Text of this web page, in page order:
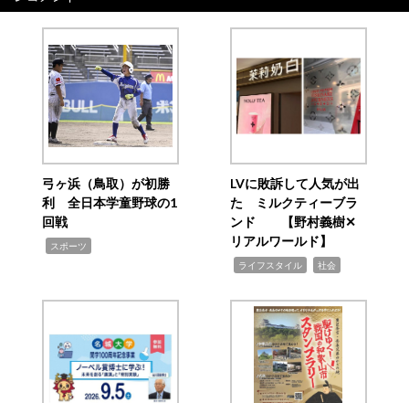
弓ヶ浜（鳥取）が初勝
利 全日本学童野球の1
回戦
スポーツ
LVに敗訴して人気が出
た ミルクティーブラ
ンド 【野村義樹✕
リアルワールド】
ライフスタイル 社会